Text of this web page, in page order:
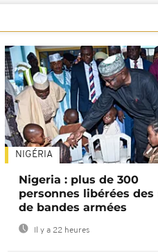
NIGÉRIA
Nigeria : plus de 300
personnes libérées des
de bandes armées
Il y a 22 heures